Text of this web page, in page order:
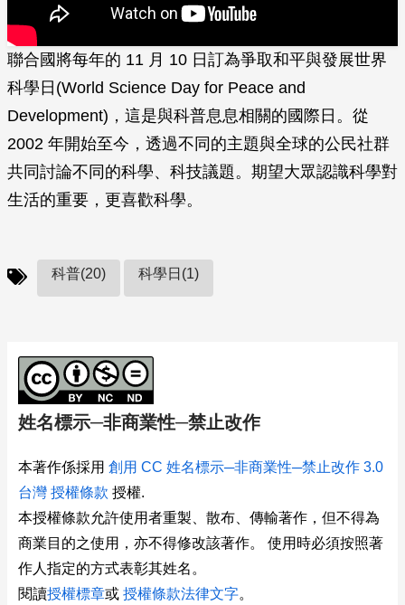
聯合國將每年的 11 月 10 日訂為爭取和平與發展世界
科學日(World Science Day for Peace and
Development)，這是與科普息息相關的國際日。從
2002 年開始至今，透過不同的主題與全球的公民社群
共同討論不同的科學、科技議題。期望大眾認識科學對
生活的重要，更喜歡科學。
科普(20) 科學日(1)
姓名標示─非商業性─禁止改作
本著作係採用 創用 CC 姓名標示─非商業性─禁止改作 3.0
台灣 授權條款 授權.
本授權條款允許使用者重製、散布、傳輸著作，但不得為
商業目的之使用，亦不得修改該著作。 使用時必須按照著
作人指定的方式表彰其姓名。
閱讀授權標章或 授權條款法律文字。